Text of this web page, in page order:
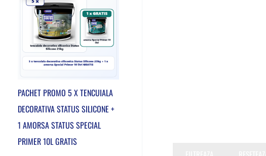
PACHET PROMO 5 X TENCUIALA
DECORATIVA STATUS SILICONE +
1 AMORSA STATUS SPECIAL
PRIMER 10L GRATIS